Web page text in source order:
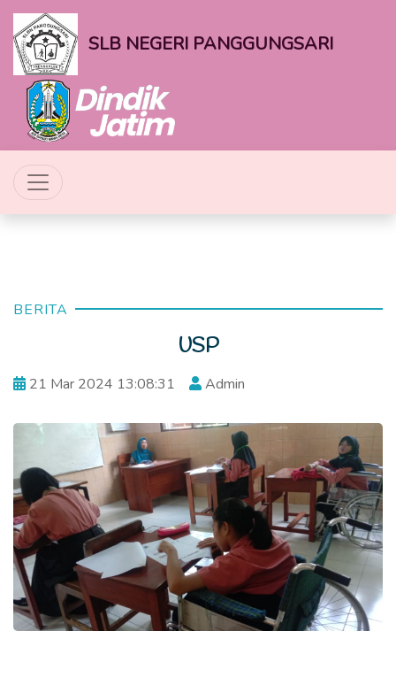
SLB NEGERI PANGGUNGSARI
BERITA
USP
21 Mar 2024 13:08:31 Admin